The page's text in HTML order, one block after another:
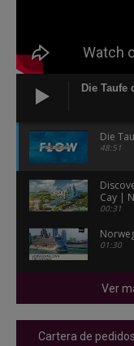
Die Taufe
Die
48:51
Cay |
00:31
01:30
Ver
Cartera de